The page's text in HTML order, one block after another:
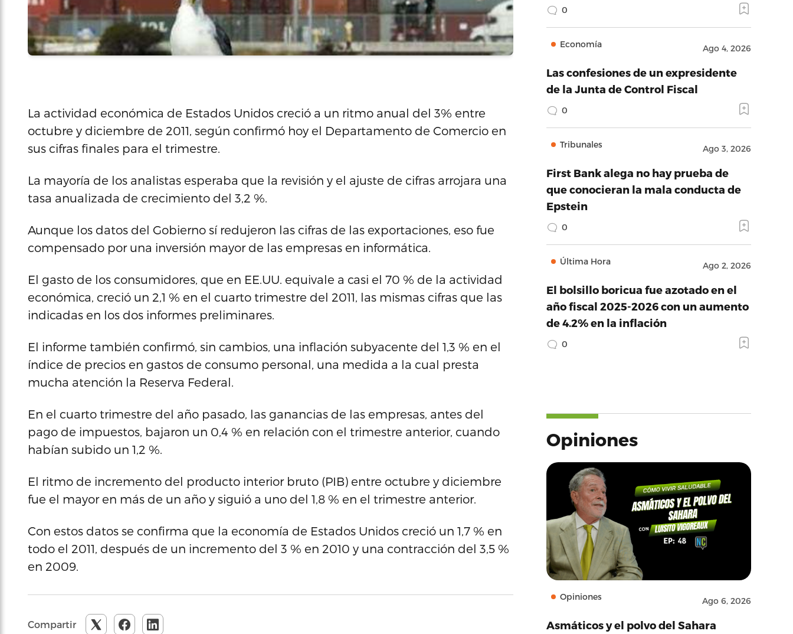
La actividad económica de Estados Unidos creció a un ritmo anual del 3% entre
octubre y diciembre de 2011, según confirmó hoy el Departamento de Comercio en
sus cifras finales para el trimestre.
La mayoría de los analistas esperaba que la revisión y el ajuste de cifras arrojara una
tasa anualizada de crecimiento del 3,2 %.
Aunque los datos del Gobierno sí redujeron las cifras de las exportaciones, eso fue
compensado por una inversión mayor de las empresas en informática.
El gasto de los consumidores, que en EE.UU. equivale a casi el 70 % de la actividad
económica, creció un 2,1 % en el cuarto trimestre del 2011, las mismas cifras que las
indicadas en los dos informes preliminares.
El informe también confirmó, sin cambios, una inflación subyacente del 1,3 % en el
índice de precios en gastos de consumo personal, una medida a la cual presta
mucha atención la Reserva Federal.
En el cuarto trimestre del año pasado, las ganancias de las empresas, antes del
pago de impuestos, bajaron un 0,4 % en relación con el trimestre anterior, cuando
habían subido un 1,2 %.
El ritmo de incremento del producto interior bruto (PIB) entre octubre y diciembre
fue el mayor en más de un año y siguió a uno del 1,8 % en el trimestre anterior.
Con estos datos se confirma que la economía de Estados Unidos creció un 1,7 % en
todo el 2011, después de un incremento del 3 % en 2010 y una contracción del 3,5 %
en 2009.
Compartir
0
Economía Ago 4, 2026
Las confesiones de un expresidente
de la Junta de Control Fiscal
0
Tribunales Ago 3, 2026
First Bank alega no hay prueba de
que conocieran la mala conducta de
Epstein
0
Última Hora Ago 2, 2026
El bolsillo boricua fue azotado en el
año fiscal 2025-2026 con un aumento
de 4.2% en la inflación
0
Opiniones
Opiniones Ago 6, 2026
Asmáticos y el polvo del Sahara